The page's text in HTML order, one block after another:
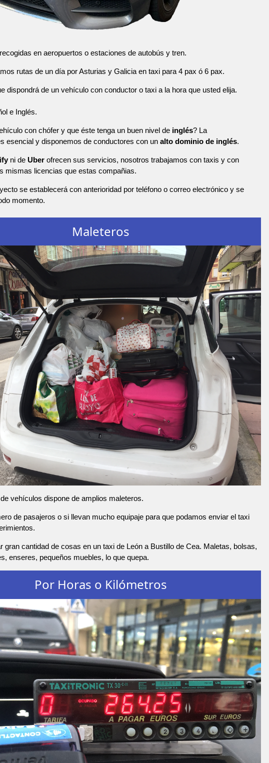
en aeropuertos o estaciones de autobús y tren.
rutas de un día por Asturias y Galicia en taxi para 4 pax ó 6 pax.
dispondrá de un vehículo con conductor o taxi a la hora que usted elija.
e Inglés.
con chófer y que éste tenga un buen nivel de inglés? La
esencial y disponemos de conductores con un alto dominio de inglés.
ni de Uberofrecen sus servicios, nosotros trabajamos con taxis y con
mismas licencias que estas compañias.
se establecerá con anterioridad por teléfono o correo electrónico y se
momento.
Maleteros
vehículos dispone de amplios maleteros.
de pasajeros o si llevan mucho equipaje para que podamos enviar el taxi
gran cantidad de cosas en un taxi de León a Bustillo de Cea. Maletas, bolsas,
enseres, pequeños muebles, lo que quepa.
Por Horas o Kilómetros